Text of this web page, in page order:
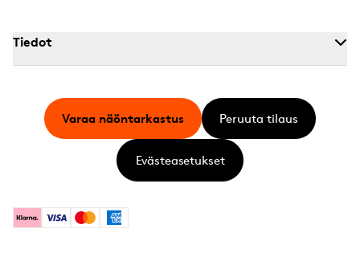
Tiedot
KlarnaVisa MastercardAmerican Express
Varaa näöntarkastus Peruuta tilaus
Evästeasetukset